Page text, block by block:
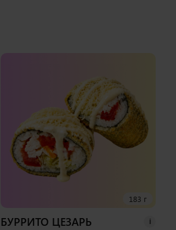
183 г
БУРРИТО ЦЕЗАРЬ i